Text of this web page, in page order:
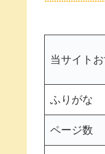
当サイト
ふりがな
ページ数